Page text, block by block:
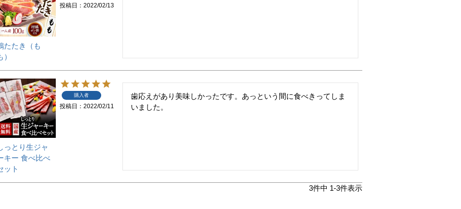
たたき（も
）
投稿日 2022/02/13
っとり生ジャ
キー 食べ比べ
ット
購入者
投稿日 2022/02/11
歯応えがあり美味しかったです。あっという間に食べきってしま
いました。
3件中 1-3件表示